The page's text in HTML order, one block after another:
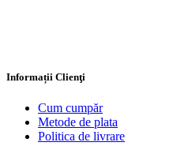
Informații Clienţi
Cum cumpăr
Metode de plata
Politica de livrare